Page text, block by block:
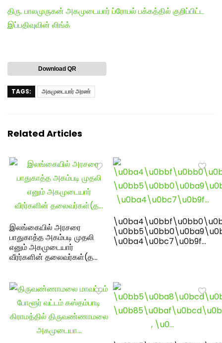
திரு. பாலமுருகன் அகமுடையார் ப்ரோபல் பக்கத்தில் குறிப்பிட்ட
இப்பதிவுவின் லிங்க்
Download QR
TAGS: அகமுடையார் அரண்
Related Articles
இலங்கையில் அரசரை
பாதுகாத்த அகம்படி முதலி
எனும் அகமுடையார்
வீரர்களின் தலைவர்கள்(த…
\u0ba4\u0bc7\u0b9f…